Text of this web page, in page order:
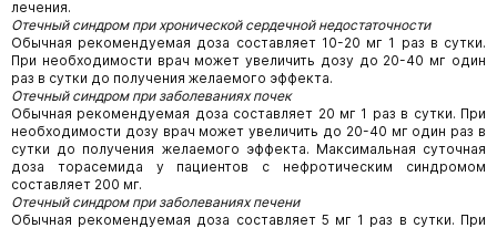
лечения.
Отечный синдром при хронической сердечной недостаточности
Обычная рекомендуемая доза составляет 10-20 мг 1 раз в сутки.
При необходимости врач может увеличить дозу до 20-40 мг один
раз в сутки до получения желаемого эффекта.
Отечный синдром при заболеваниях почек
Обычная рекомендуемая доза составляет 20 мг 1 раз в сутки. При
необходимости дозу врач может увеличить до 20-40 мг один раз в
сутки до получения желаемого эффекта. Максимальная суточная
доза торасемида у пациентов с нефротическим синдромом
составляет 200 мг.
Отечный синдром при заболеваниях печени
Обычная рекомендуемая доза составляет 5 мг 1 раз в сутки. При